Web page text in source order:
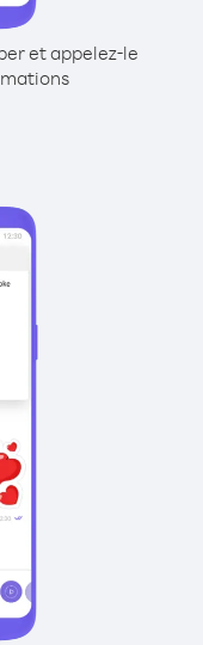
et appelez-le